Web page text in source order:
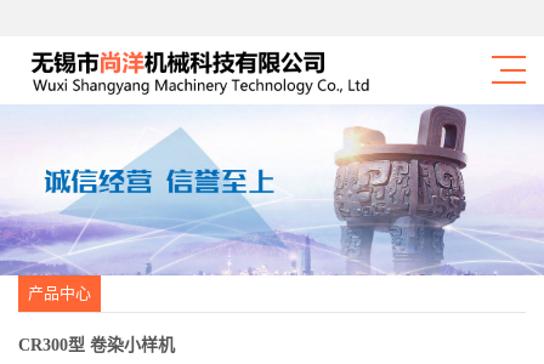
产品中心
CR300型 卷染小样机